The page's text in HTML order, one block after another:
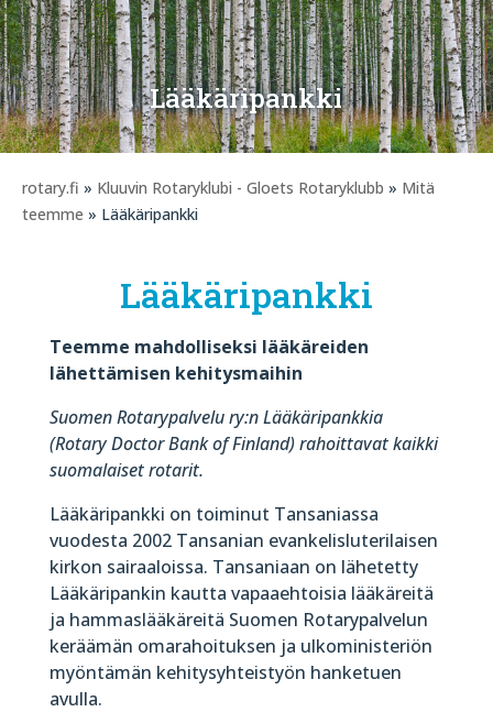
Lääkäripankki
rotary.fi » Kluuvin Rotaryklubi - Gloets Rotaryklubb » Mitä
teemme » Lääkäripankki
Lääkäripankki
Teemme mahdolliseksi lääkäreiden
lähettämisen kehitysmaihin
Suomen Rotarypalvelu ry:n Lääkäripankkia
(Rotary Doctor Bank of Finland) rahoittavat kaikki
suomalaiset rotarit.
Lääkäripankki on toiminut Tansaniassa
vuodesta 2002 Tansanian evankelisluterilaisen
kirkon sairaaloissa. Tansaniaan on lähetetty
Lääkäripankin kautta vapaaehtoisia lääkäreitä
ja hammaslääkäreitä Suomen Rotarypalvelun
keräämän omarahoituksen ja ulkoministeriön
myöntämän kehitysyhteistyön hanketuen
avulla.